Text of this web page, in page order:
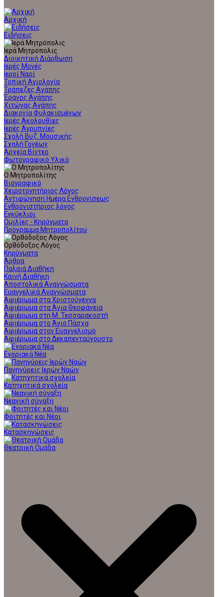
Αρχική
Ειδήσεις
Ιερά Μητρόπολις
Διοικητική Διάρθωση
Ιερές Μονές
Ιεροί Ναοί
Τοπική Αγιολογία
Τράπεζες Αγάπης
Έρανος Αγάπης
Χιτώνας Αγάπης
Διακονία Φυλακισμένων
Ιερές Ακολουθίες
Ιερές Αγρυπνίες
Σχολή Βυζ. Μουσικής
Σχολή Γονέων
Αρχεία Βίντεο
Φωτογραφικό Υλικό
Ο Μητροπολίτης
Βιογραφικό
Χειροτονητήριος Λόγος
Αντιφώνηση Ημέρα Ενθρονίσεως
Ενθρονιστήριος λόγος
Εγκύκλιοι
Ομιλίες - Κηρύγματα
Πρόγραμμα Μητροπολίτου
Ορθόδοξος Λόγος
Κηρύγματα
Άρθρα
Παλαιά Διαθήκη
Καινή Διαθήκη
Αποστολικά Αναγνώσματα
Ευαγγελικά Αναγνώσματα
Αφιέρωμα στα Χριστούγεννα
Αφιέρωμα στα Άγια Θεοφάνεια
Αφιέρωμα στη Μ. Τεσσαρακοστή
Αφιέρωμα στο Άγιο Πάσχα
Αφιέρωμα στον Ευαγγελισμό
Αφιέρωμα στο Δεκαπενταύγουστο
Ενοριακά Νέα
Πανηγύρεις Ιερών Ναών
Κατηχητικά σχολεία
Νεανική σύναξη
Φοιτητές και Νέοι
Κατασκηνώσεις
Θεατρική Ομάδα